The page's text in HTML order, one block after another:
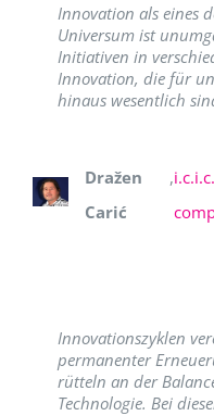
Innovation als eines
Universum ist
Initiativen in
Innovation, die für
hinaus wesentlich
Dražen
Carić
,
Innovationszyklen
permanenter
rütteln an der
Technologie. Bei